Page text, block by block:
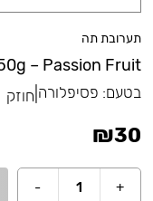
תערובת תה
– Passion Fruit
בטעם: פסיפלורה חוזק
₪30
+
1
-